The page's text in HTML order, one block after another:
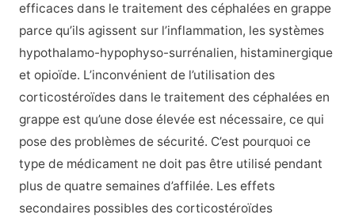
efficaces dans le traitement des céphalées en grappe
parce qu’ils agissent sur l’inflammation, les systèmes
hypothalamo-hypophyso-surrénalien, histaminergique
et opioïde. L’inconvénient de l’utilisation des
corticostéroïdes dans le traitement des céphalées en
grappe est qu’une dose élevée est nécessaire, ce qui
pose des problèmes de sécurité. C’est pourquoi ce
type de médicament ne doit pas être utilisé pendant
plus de quatre semaines d’affilée. Les effets
secondaires possibles des corticostéroïdes